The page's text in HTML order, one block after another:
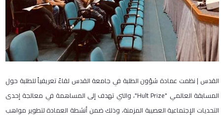
القدس | نظمت عمادة شؤون الطلبة في جامعة القدس لقاءً تعريفياً للطلبة حول
المسابقة العالمي "Hult Prize"، والتي تهدف إلى المساهمة في معالجة إحدى
التحديات الإجتماعية العصيبة المزمنة، وذلك ضمن أنشطة العمادة لتطوير مواهب